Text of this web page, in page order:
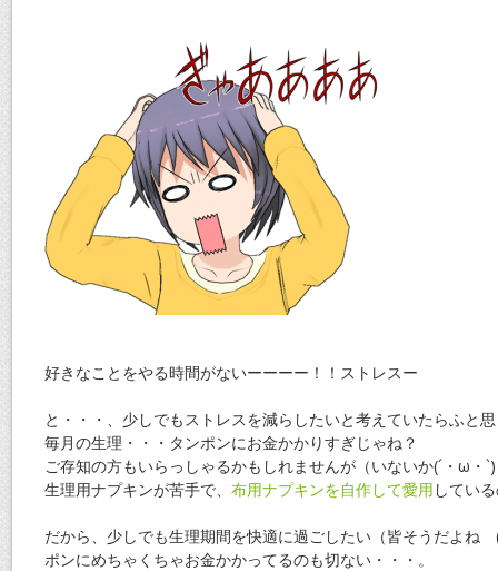
好きなことをやる時間がないーーーー！！ストレスー
と・・・、少しでもストレスを減らしたいと考えていたらふと
毎月の生理・・・タンポンにお金かかりすぎじゃね？
ご存知の方もいらっしゃるかもしれませんが（いないか(´・ω・
生理用ナプキンが苦手で、 布用ナプキンを自作して愛用 してい
だから、少しでも生理期間を快適に過ごしたい（皆そうだよ
ポンにめちゃくちゃお金かかってるのも切ない・・・。